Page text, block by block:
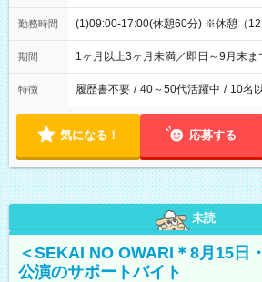
勤務時間 (1)09:00-17:00(休憩60分) ※休憩（
期間 1ヶ月以上3ヶ月未満／即日～9月末ま
特徴 履歴書不要 / 40～50代活躍中 / 10名
気になる！ 応募する
未読
＜SEKAI NO OWARI＊8月15日
公演のサポートバイト